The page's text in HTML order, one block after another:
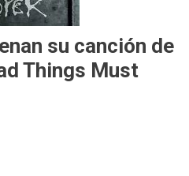
su canción de
Things Must